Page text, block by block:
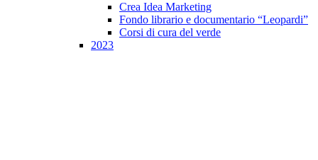
Crea Idea Marketing
Fondo librario e documentario “Leopardi”
Corsi di cura del verde
2023